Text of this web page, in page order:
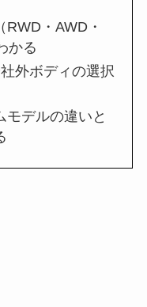
・AWD・
かる
外ボディの選択
モデルの違いと